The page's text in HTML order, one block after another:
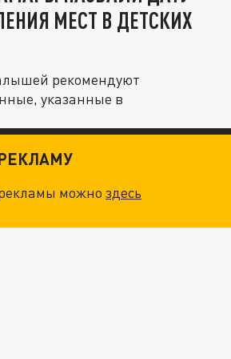
МЕСТ В ДЕТСКИХ
рекомендуют
указанные в
рекламы можноздесь